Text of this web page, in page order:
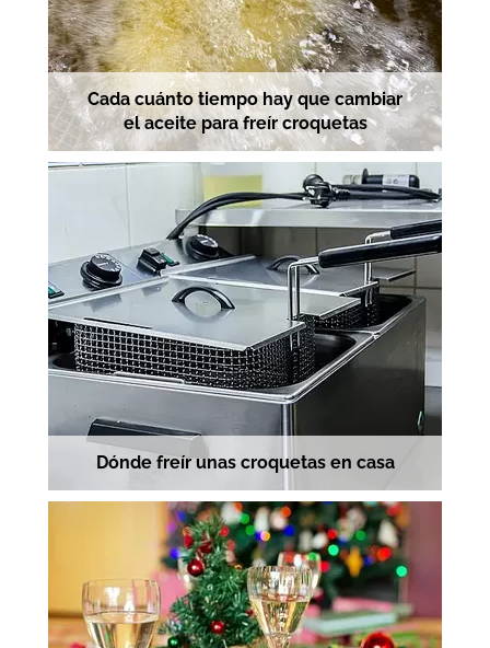
Cada cuánto tiempo hay que cambiar
el aceite para freír croquetas
Dónde freír unas croquetas en casa